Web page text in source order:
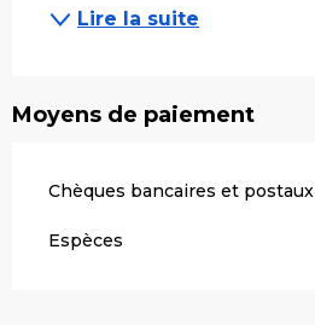
Lire la suite
Moyens de paiement
Chèques bancaires et postaux
Espèces